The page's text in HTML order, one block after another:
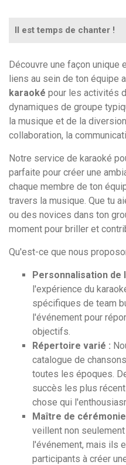
Il est temps de chanter !
Découvre une façon
liens au sein de ton équipe
karaoké pour les activités
dynamiques de groupe
la musique et de la
collaboration, la
Notre service de karaoké
parfaite pour créer une
chaque membre de ton
travers la musique. Que tu
ou des novices dans ton
moment pour briller et
Qu'est-ce que nous
Personnalisation de
l'expérience du
spécifiques de team
l'événement pour
objectifs.
Répertoire varié :
catalogue de
toutes les époques.
succès les plus
chose qui
Maître de
veillent non
l'événement, mais ils
participants à créer